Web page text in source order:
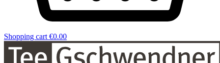
Shopping cart €0.00